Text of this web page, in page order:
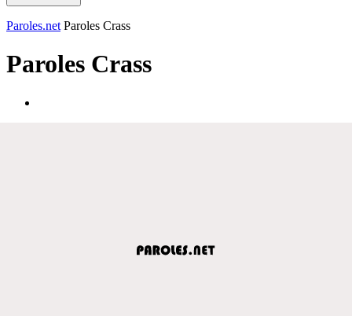
Paroles.net Paroles Crass
Paroles Crass